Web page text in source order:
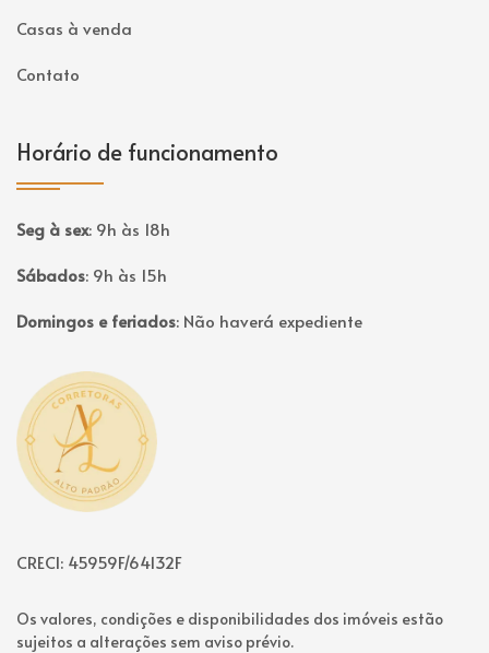
Casas à venda
Contato
Horário de funcionamento
Seg à sex: 9h às 18h
Sábados: 9h às 15h
Domingos e feriados: Não haverá expediente
Página inicial
CRECI: 45959F/64132F
Os valores, condições e disponibilidades dos imóveis estão
sujeitos a alterações sem aviso prévio.